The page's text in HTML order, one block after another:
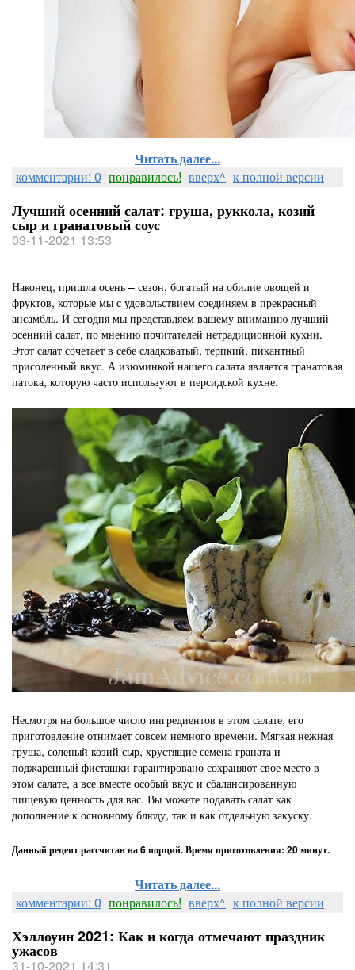
Читать далее...
комментарии: 0 понравилось! вверх^ к полной версии
Лучший осенний салат: груша, руккола, козий
сыр и гранатовый соус
03-11-2021 13:53
Наконец, пришла осень – сезон, богатый на обилие овощей и
фруктов, которые мы с удовольствием соединяем в прекрасный
ансамбль. И сегодня мы представляем вашему вниманию лучший
осенний салат, по мнению почитателей нетрадиционной кухни.
Этот салат сочетает в себе сладковатый, терпкий, пикантный
присоленный вкус. А изюминкой нашего салата является гранатовая
патока, которую часто используют в персидской кухне.
Несмотря на большое число ингредиентов в этом салате, его
приготовление отнимает совсем немного времени. Мягкая нежная
груша, соленый козий сыр, хрустящие семена граната и
поджаренный фисташки гарантировано сохраняют свое место в
этом салате, а все вместе особый вкус и сбалансированную
пищевую ценность для вас. Вы можете подавать салат как
дополнение к основному блюду, так и как отдельную закуску.
Данный рецепт рассчитан на 6 порций. Время приготовления: 20 минут.
Читать далее...
комментарии: 0 понравилось! вверх^ к полной версии
Хэллоуин 2021: Как и когда отмечают праздник
ужасов
31-10-2021 14:31